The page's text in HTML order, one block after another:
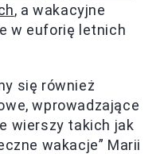
, a wakacyjne
w euforię letnich
się również
wprowadzające
wierszy takich jak
wakacje” Marii